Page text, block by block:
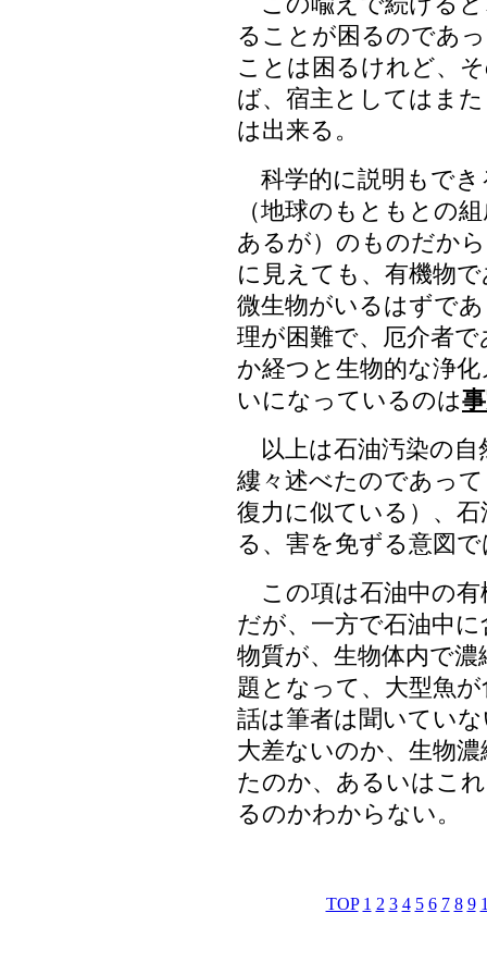
ることが困るのであ
ことは困るけれど、
ば、宿主としてはま
は出来る。
科学的に説明もでき
（地球のもともとの
あるが）のものだか
に見えても、有機物
微生物がいるはずで
理が困難で、厄介者
か経つと生物的な浄
いになっているのは
以上は石油汚染の自
縷々述べたのであっ
復力に似ている）、
る、害を免ずる意図
この項は石油中の有
だが、一方で石油中
物質が、生物体内で
題となって、大型魚
話は筆者は聞いてい
大差ないのか、生物
たのか、あるいはこ
るのかわからない。
TOP 1 2 3 4 5 6 7 8 9